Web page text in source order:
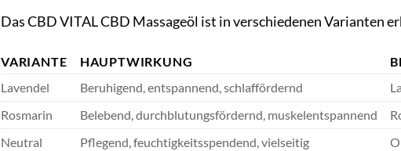
Das CBD VITAL CBD Massageöl ist in verschiedenen Varianten
VARIANTE HAUPTWIRKUNG
Lavendel
Beruhigend, entspannend, schlaffördernd
Rosmarin
Belebend, durchblutungsfördernd, muskelentspannend
Neutral
Pflegend, feuchtigkeitsspendend, vielseitig